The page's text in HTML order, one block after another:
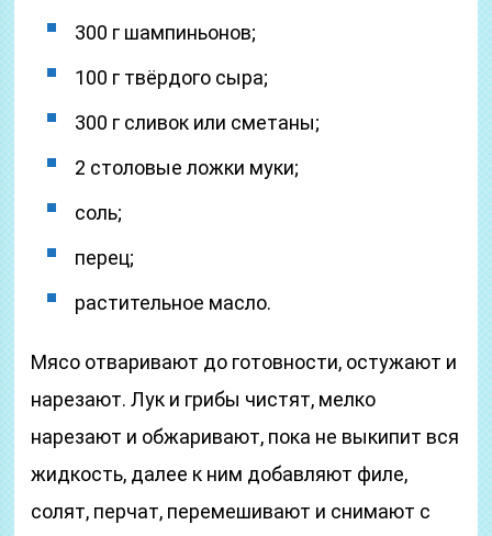
300 г шампиньонов;
100 г твёрдого сыра;
300 г сливок или сметаны;
2 столовые ложки муки;
соль;
перец;
растительное масло.
Мясо отваривают до готовности, остужают и
нарезают. Лук и грибы чистят, мелко
нарезают и обжаривают, пока не выкипит вся
жидкость, далее к ним добавляют филе,
солят, перчат, перемешивают и снимают с